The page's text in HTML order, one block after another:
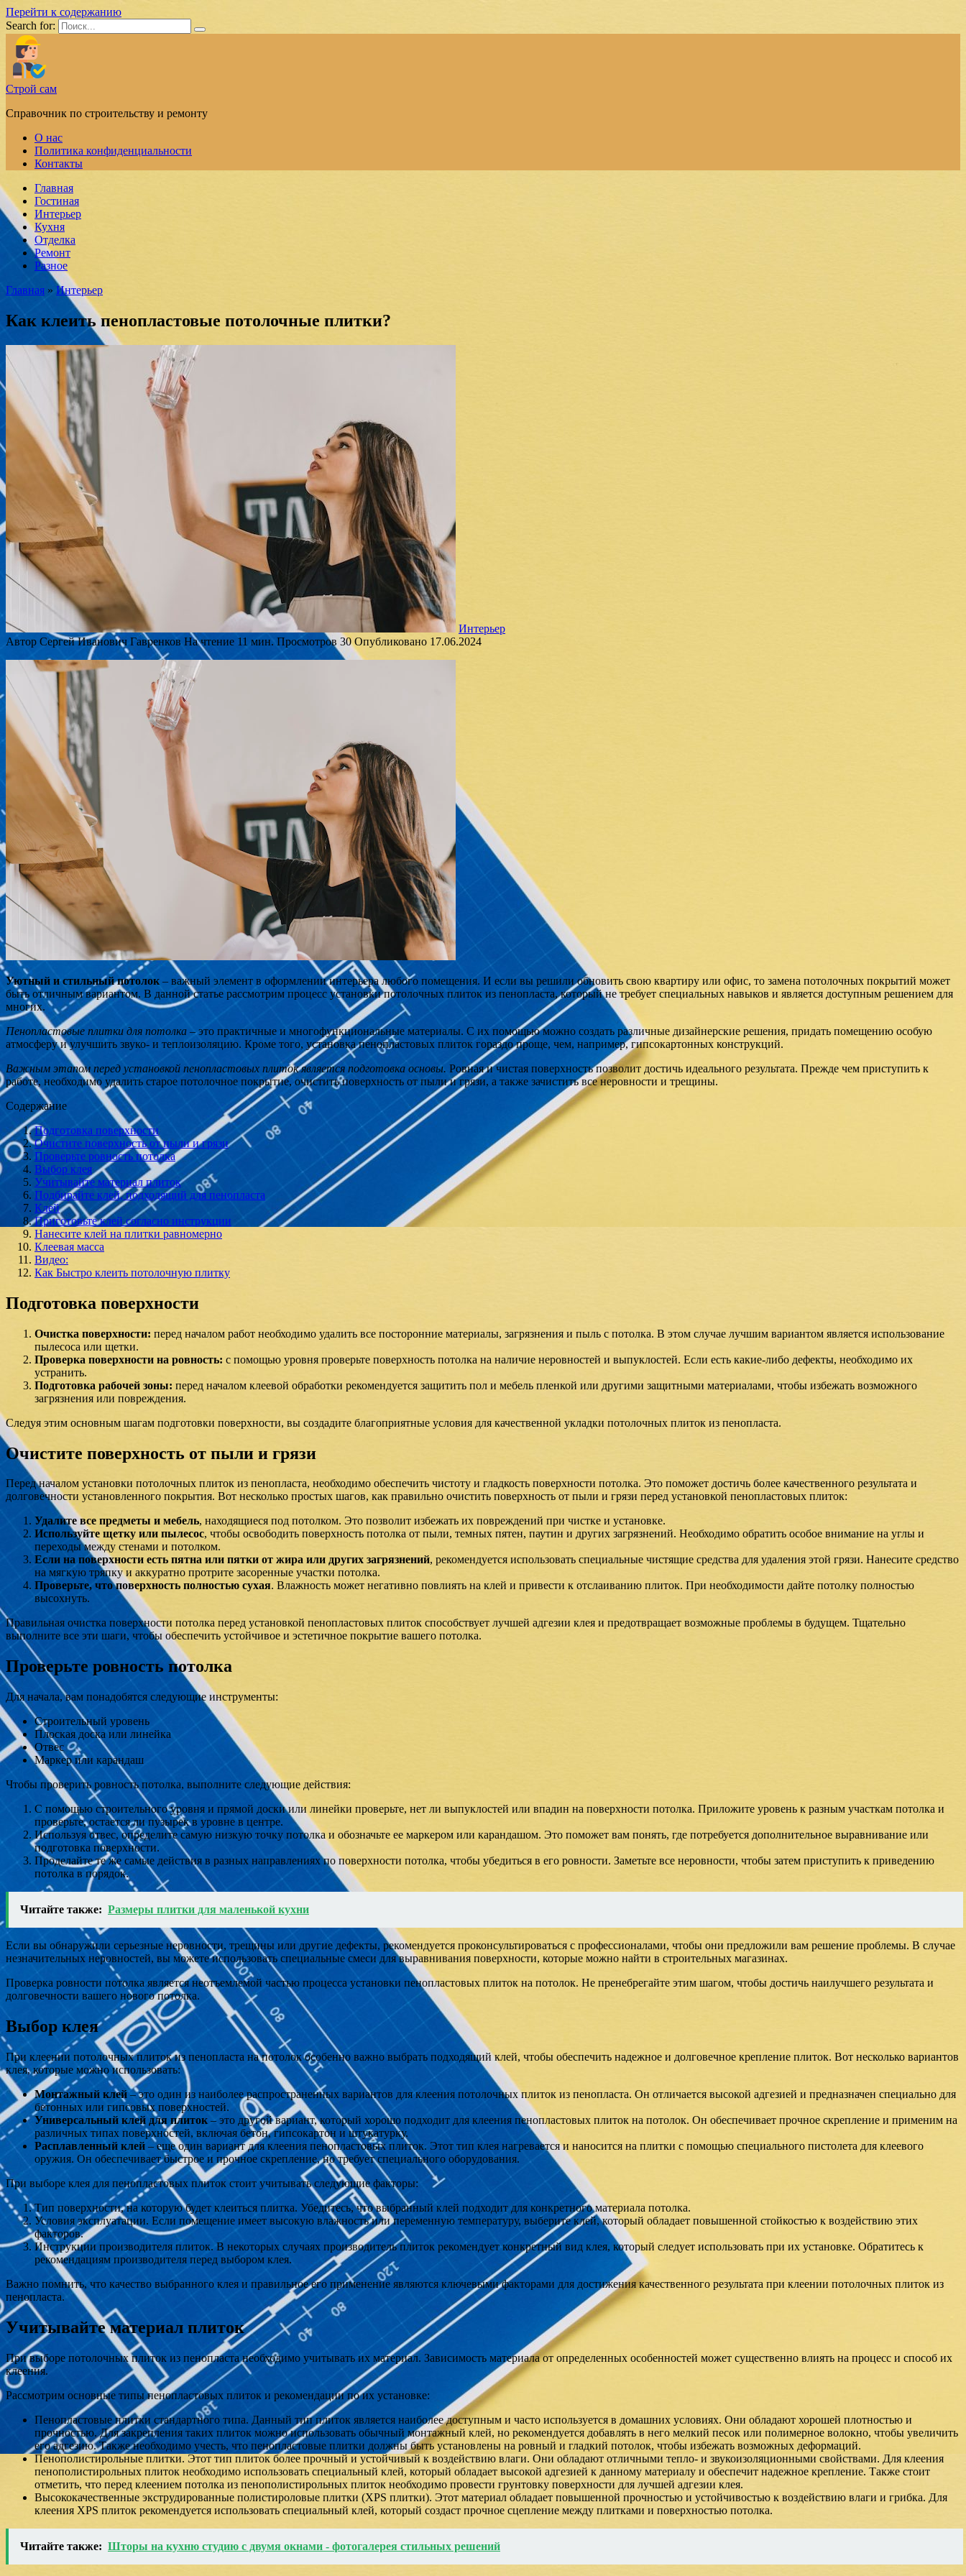
Перейти к содержанию
Search for:
Строй сам
Справочник по строительству и ремонту
О нас
Политика конфиденциальности
Контакты
Главная
Гостиная
Интерьер
Кухня
Отделка
Ремонт
Разное
Главная » Интерьер
Как клеить пенопластовые потолочные плитки?
Интерьер
Автор Сергей Иванович Гавренков На чтение 11 мин. Просмотров 30 Опубликовано 17.06.2024
Уютный и стильный потолок – важный элемент в оформлении интерьера любого помещения. И если вы решили обновить свою квартиру или офис, то замена потолочных покрытий может
быть отличным вариантом. В данной статье рассмотрим процесс установки потолочных плиток из пенопласта, который не требует специальных навыков и является доступным решением для
многих.
Пенопластовые плитки для потолка – это практичные и многофункциональные материалы. С их помощью можно создать различные дизайнерские решения, придать помещению особую
атмосферу и улучшить звуко- и теплоизоляцию. Кроме того, установка пенопластовых плиток гораздо проще, чем, например, гипсокартонных конструкций.
Важным этапом перед установкой пенопластовых плиток является подготовка основы. Ровная и чистая поверхность позволит достичь идеального результата. Прежде чем приступить к
работе, необходимо удалить старое потолочное покрытие, очистить поверхность от пыли и грязи, а также зачистить все неровности и трещины.
Содержание
Подготовка поверхности
Очистите поверхность от пыли и грязи
Проверьте ровность потолка
Выбор клея
Учитывайте материал плиток
Подбирайте клей, подходящий для пенопласта
Клей
Приготовьте клей согласно инструкции
Нанесите клей на плитки равномерно
Клеевая масса
Видео:
Как Быстро клеить потолочную плитку
Подготовка поверхности
Очистка поверхности: перед началом работ необходимо удалить все посторонние материалы, загрязнения и пыль с потолка. В этом случае лучшим вариантом является использование
пылесоса или щетки.
Проверка поверхности на ровность: с помощью уровня проверьте поверхность потолка на наличие неровностей и выпуклостей. Если есть какие-либо дефекты, необходимо их
устранить.
Подготовка рабочей зоны: перед началом клеевой обработки рекомендуется защитить пол и мебель пленкой или другими защитными материалами, чтобы избежать возможного
загрязнения или повреждения.
Следуя этим основным шагам подготовки поверхности, вы создадите благоприятные условия для качественной укладки потолочных плиток из пенопласта.
Очистите поверхность от пыли и грязи
Перед началом установки потолочных плиток из пенопласта, необходимо обеспечить чистоту и гладкость поверхности потолка. Это поможет достичь более качественного результата и
долговечности установленного покрытия. Вот несколько простых шагов, как правильно очистить поверхность от пыли и грязи перед установкой пенопластовых плиток:
Удалите все предметы и мебель, находящиеся под потолком. Это позволит избежать их повреждений при чистке и установке.
Используйте щетку или пылесос, чтобы освободить поверхность потолка от пыли, темных пятен, паутин и других загрязнений. Необходимо обратить особое внимание на углы и
переходы между стенами и потолком.
Если на поверхности есть пятна или пятки от жира или других загрязнений, рекомендуется использовать специальные чистящие средства для удаления этой грязи. Нанесите средство
на мягкую тряпку и аккуратно протрите засоренные участки потолка.
Проверьте, что поверхность полностью сухая. Влажность может негативно повлиять на клей и привести к отслаиванию плиток. При необходимости дайте потолку полностью
высохнуть.
Правильная очистка поверхности потолка перед установкой пенопластовых плиток способствует лучшей адгезии клея и предотвращает возможные проблемы в будущем. Тщательно
выполните все эти шаги, чтобы обеспечить устойчивое и эстетичное покрытие вашего потолка.
Проверьте ровность потолка
Для начала, вам понадобятся следующие инструменты:
Строительный уровень
Плоская доска или линейка
Отвес
Маркер или карандаш
Чтобы проверить ровность потолка, выполните следующие действия:
С помощью строительного уровня и прямой доски или линейки проверьте, нет ли выпуклостей или впадин на поверхности потолка. Приложите уровень к разным участкам потолка и
проверьте, остается ли пузырек в уровне в центре.
Используя отвес, определите самую низкую точку потолка и обозначьте ее маркером или карандашом. Это поможет вам понять, где потребуется дополнительное выравнивание или
подготовка поверхности.
Проделайте те же самые действия в разных направлениях по поверхности потолка, чтобы убедиться в его ровности. Заметьте все неровности, чтобы затем приступить к приведению
потолка в порядок.
Читайте также: Размеры плитки для маленькой кухни
Если вы обнаружили серьезные неровности, трещины или другие дефекты, рекомендуется проконсультироваться с профессионалами, чтобы они предложили вам решение проблемы. В случае
незначительных неровностей, вы можете использовать специальные смеси для выравнивания поверхности, которые можно найти в строительных магазинах.
Проверка ровности потолка является неотъемлемой частью процесса установки пенопластовых плиток на потолок. Не пренебрегайте этим шагом, чтобы достичь наилучшего результата и
долговечности вашего нового потолка.
Выбор клея
При клеении потолочных плиток из пенопласта на потолок особенно важно выбрать подходящий клей, чтобы обеспечить надежное и долговечное крепление плиток. Вот несколько вариантов
клея, которые можно использовать:
Монтажный клей– это один из наиболее распространенных вариантов для клеения потолочных плиток из пенопласта. Он отличается высокой адгезией и предназначен специально для
бетонных или гипсовых поверхностей.
Универсальный клей для плиток – это другой вариант, который хорошо подходит для клеения пенопластовых плиток на потолок. Он обеспечивает прочное скрепление и применим на
различных типах поверхностей, включая бетон, гипсокартон и штукатурку.
Расплавленный клей – еще один вариант для клеения пенопластовых плиток. Этот тип клея нагревается и наносится на плитки с помощью специального пистолета для клеевого
оружия. Он обеспечивает быстрое и прочное скрепление, но требует специального оборудования.
При выборе клея для пенопластовых плиток стоит учитывать следующие факторы:
Тип поверхности, на которую будет клеиться плитка. Убедитесь, что выбранный клей подходит для конкретного материала потолка.
Условия эксплуатации. Если помещение имеет высокую влажность или переменную температуру, выберите клей, который обладает повышенной стойкостью к воздействию этих
факторов.
Инструкции производителя плиток. В некоторых случаях производитель плиток рекомендует конкретный вид клея, который следует использовать при их установке. Обратитесь к
рекомендациям производителя перед выбором клея.
Важно помнить, что качество выбранного клея и правильное его применение являются ключевыми факторами для достижения качественного результата при клеении потолочных плиток из
пенопласта.
Учитывайте материал плиток
При выборе потолочных плиток из пенопласта необходимо учитывать их материал. Зависимость материала от определенных особенностей может существенно влиять на процесс и способ их
клеения.
Рассмотрим основные типы пенопластовых плиток и рекомендации по их установке:
Пенопластовые плитки стандартного типа. Данный тип плиток является наиболее доступным и часто используется в домашних условиях. Они обладают хорошей плотностью и
прочностью. Для закрепления таких плиток можно использовать обычный монтажный клей, но рекомендуется добавлять в него мелкий песок или полимерное волокно, чтобы увеличить
его адгезию. Также необходимо учесть, что пенопластовые плитки должны быть установлены на ровный и гладкий потолок, чтобы избежать возможных деформаций.
Пенополистирольные плитки. Этот тип плиток более прочный и устойчивый к воздействию влаги. Они обладают отличными тепло- и звукоизоляционными свойствами. Для клеения
пенополистирольных плиток необходимо использовать специальный клей, который обладает высокой адгезией к данному материалу и обеспечит надежное крепление. Также стоит
отметить, что перед клеением потолка из пенополистирольных плиток необходимо провести грунтовку поверхности для лучшей адгезии клея.
Высококачественные экструдированные полистироловые плитки (XPS плитки). Этот материал обладает повышенной прочностью и устойчивостью к воздействию влаги и грибка. Для
клеения XPS плиток рекомендуется использовать специальный клей, который создаст прочное сцепление между плитками и поверхностью потолка.
Читайте также: Шторы на кухню студию с двумя окнами - фотогалерея стильных решений